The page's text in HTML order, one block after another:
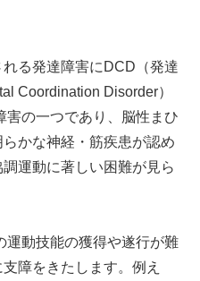
る発達障害にDCD（発達
Coordination Disorder）
害の一つであり、脳性まひ
かな神経・筋疾患が認め
運動に著しい困難が見ら
運動技能の獲得や遂行が難
障をきたします。例え